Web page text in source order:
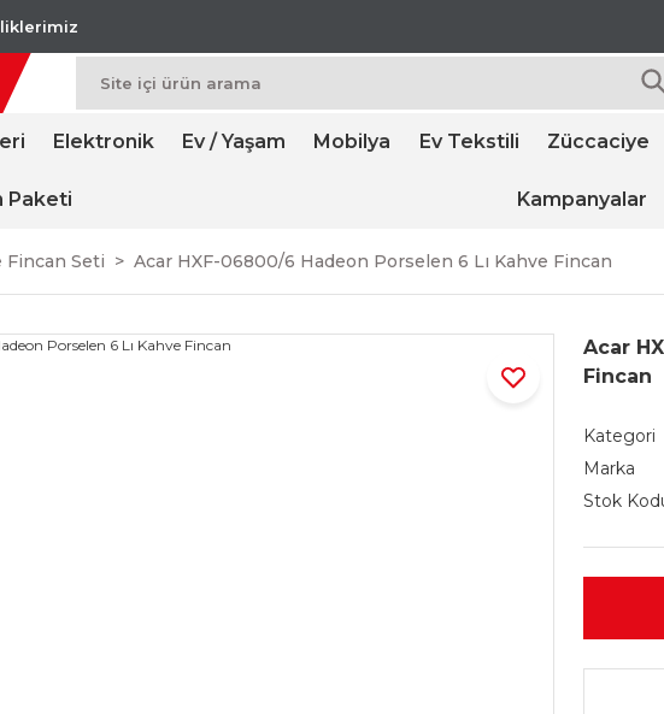
Elektronik Ev / Yaşam Mobilya Ev Tekstili Züccaciye
Paketi Kampanyalar
Fincan Seti Acar HXF-06800/6 Hadeon Porselen 6 Lı Kahve Fincan
Acar
Fincan
Kategori
Marka
Stok